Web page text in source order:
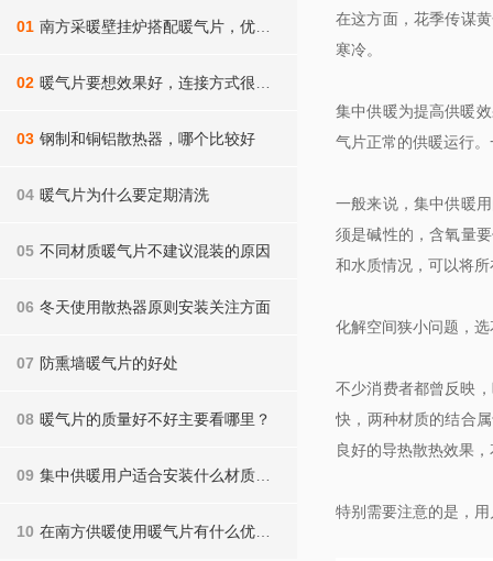
01 南方采暖壁挂炉搭配暖气片，优势不止一点点
02 暖气片要想效果好，连接方式很重要，你家做对了吗
03 钢制和铜铝散热器，哪个比较好
04 暖气片为什么要定期清洗
05 不同材质暖气片不建议混装的原因
06 冬天使用散热器原则安装关注方面
07 防熏墙暖气片的好处
08 暖气片的质量好不好主要看哪里？
09 集中供暖用户适合安装什么材质的暖气片？
10 在南方供暖使用暖气片有什么优势？
在这方面，花季传谋黄
寒冷。
集中供暖为提高供暖效果
气片正常的供暖运行
一般来说，集中供暖
须是碱性的，含氧
和水质情况，可以将
化解空间狭小问题
不少消费者都曾反映
快，两种材质的结合
良好的导热散热效果
特别需要注意的是，